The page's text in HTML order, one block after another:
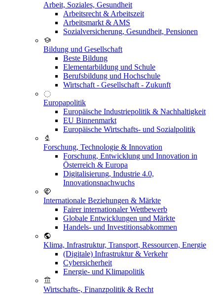
Arbeit, Soziales, Gesundheit
Arbeitsrecht & Arbeitszeit
Arbeitsmarkt & AMS
Sozialversicherung, Gesundheit, Pensionen
Bildung und Gesellschaft
Beste Bildung
Elementarbildung und Schule
Berufsbildung und Hochschule
Wirtschaft - Gesellschaft - Zukunft
Europapolitik
Europäische Industriepolitik & Nachhaltigkeit
EU Binnenmarkt
Europäische Wirtschafts- und Sozialpolitik
Forschung, Technologie & Innovation
Forschung, Entwicklung und Innovation in
Österreich & Europa
Digitalisierung, Industrie 4.0,
Innovationsnachwuchs
Internationale Beziehungen & Märkte
Fairer internationaler Wettbewerb
Globale Entwicklungen und Märkte
Handels- und Investitionsabkommen
Klima, Infrastruktur, Transport, Ressourcen, Energie
(Digitale) Infrastruktur & Verkehr
Cybersicherheit
Energie- und Klimapolitik
Wirtschafts-, Finanzpolitik & Recht